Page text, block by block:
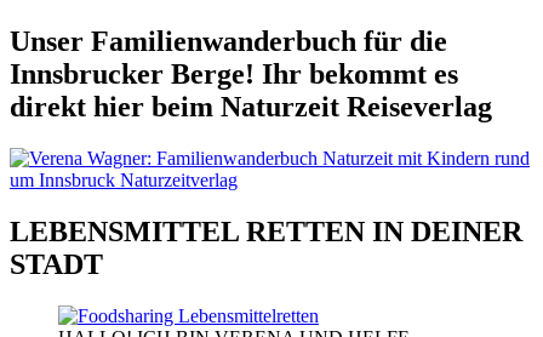
Unser Familienwanderbuch für die
Innsbrucker Berge! Ihr bekommt es
direkt hier beim Naturzeit Reiseverlag
LEBENSMITTEL RETTEN IN DEINER
STADT